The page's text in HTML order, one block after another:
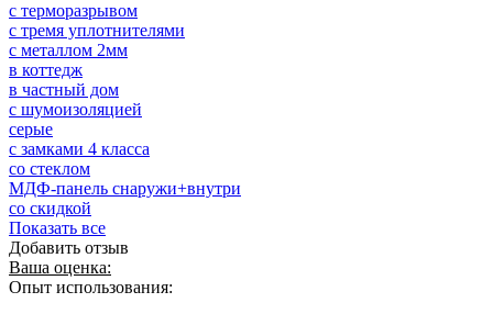
с терморазрывом
с тремя уплотнителями
с металлом 2мм
в коттедж
в частный дом
с шумоизоляцией
серые
с замками 4 класса
со стеклом
МДФ-панель снаружи+внутри
со скидкой
Показать все
Добавить отзыв
Ваша оценка:
Опыт использования: